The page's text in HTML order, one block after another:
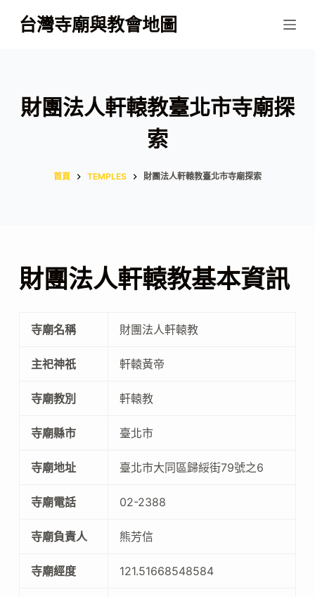
跳
至
容
台灣寺廟與教會地圖
財團法人軒轅教臺北市寺廟探
索
首頁 TEMPLES 財團法人軒轅教臺北市寺廟探索
財團法人軒轅教基本資訊
寺廟名稱 財團法人軒轅教
主祀神祇 軒轅黃帝
寺廟教別 軒轅教
寺廟縣市 臺北市
寺廟地址 臺北市大同區歸綏街79號之6
寺廟電話 02-2388
寺廟負責人 熊芳信
寺廟經度 121.51668548584